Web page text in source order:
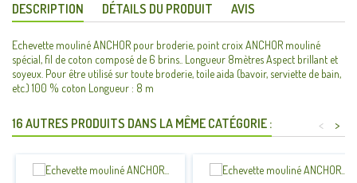
DESCRIPTION DÉTAILS DU PRODUIT AVIS
Echevette mouliné ANCHOR pour broderie, point croix ANCHOR mouliné
spécial, fil de coton composé de 6 brins.. Longueur 8mètres Aspect brillant et
soyeux. Pour être utilisé sur toute broderie, toile aida (bavoir, serviette de bain,
etc.) 100 % coton Longueur : 8 m
16 AUTRES PRODUITS DANS LA MÊME CATÉGORIE : >
<